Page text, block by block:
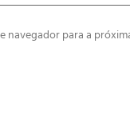
navegador para a